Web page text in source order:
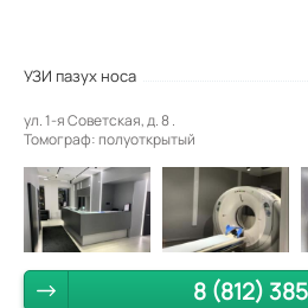
УЗИ пазух носа
ул. 1-я Советская, д. 8 .
Томограф: полуоткрытый
8 (812)